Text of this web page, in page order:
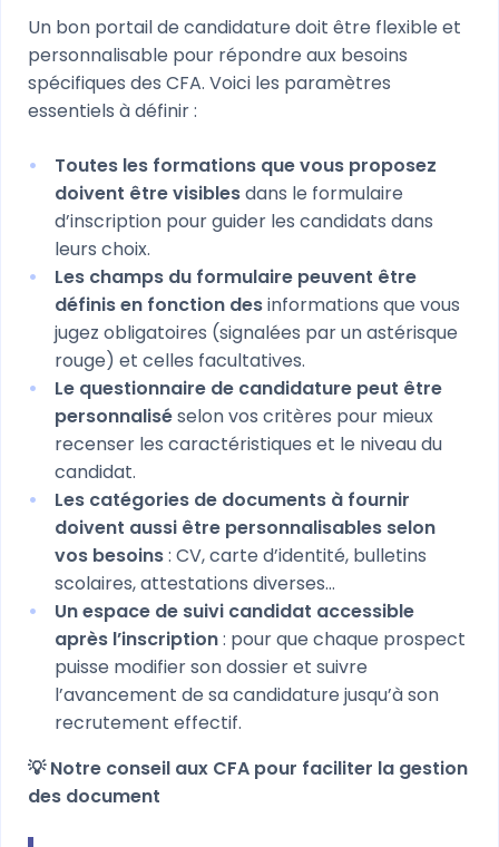
Un bon portail de candidature doit être flexible et
personnalisable pour répondre aux besoins
spécifiques des CFA. Voici les paramètres
essentiels à définir :
Toutes les formations que vous proposez
doivent être visiblesdans le formulaire
d’inscription pour guider les candidats dans
leurs choix.
Les champs du formulaire peuvent être
définis en fonction desinformations que vous
jugez obligatoires (signalées par un astérisque
rouge) et celles facultatives.
Le questionnaire de candidature peut être
personnaliséselon vos critères pour mieux
recenser les caractéristiques et le niveau du
candidat.
Les catégories de documents à fournir
doivent aussi être personnalisables selon
vos besoins: CV, carte d’identité, bulletins
scolaires, attestations diverses…
Un espace de suivi candidat accessible
après l’inscription: pour que chaque prospect
puisse modifier son dossier et suivre
l’avancement de sa candidature jusqu’à son
recrutement effectif.
💡 Notre conseil aux CFA pour faciliter la gestion
des document